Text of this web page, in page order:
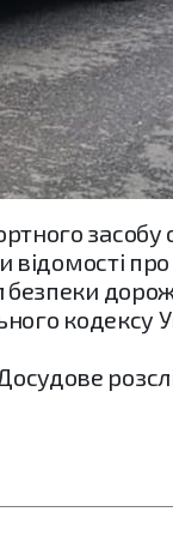
кодексу